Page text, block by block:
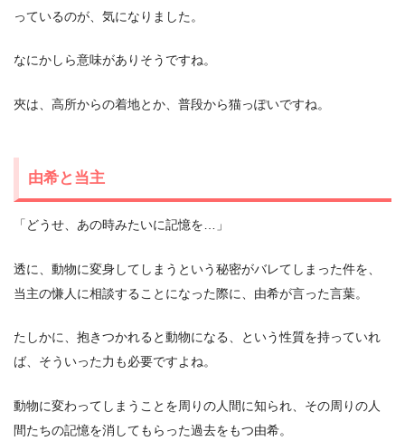
っているのが、気になりました。
なにかしら意味がありそうですね。
夾は、高所からの着地とか、普段から猫っぽいですね。
由希と当主
「どうせ、あの時みたいに記憶を…」
透に、動物に変身してしまうという秘密がバレてしまった件を、
当主の慊人に相談することになった際に、由希が言った言葉。
たしかに、抱きつかれると動物になる、という性質を持っていれ
ば、そういった力も必要ですよね。
動物に変わってしまうことを周りの人間に知られ、その周りの人
間たちの記憶を消してもらった過去をもつ由希。